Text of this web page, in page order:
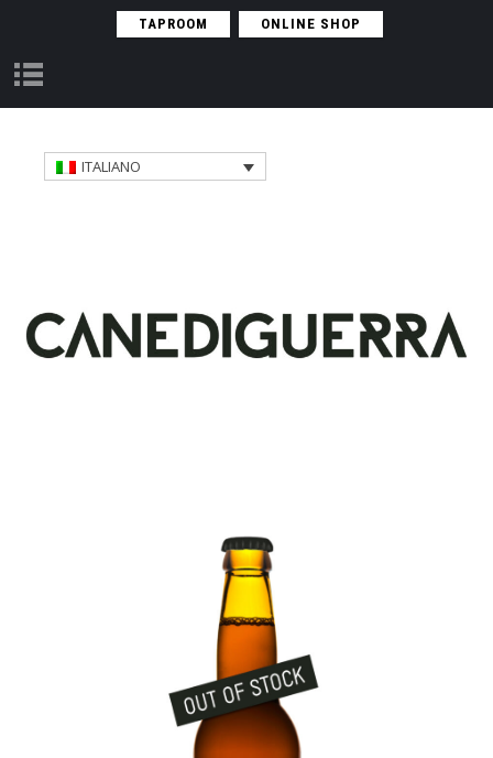
TAPROOM ONLINE SHOP
R
E
ITALIANO